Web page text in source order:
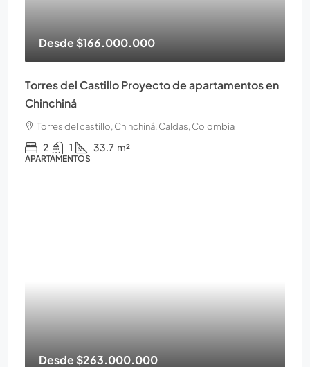
Desde$166.000.000
Torres del Castillo Proyecto de apartamentos en
Chinchiná
Torres del castillo, Chinchiná, Caldas, Colombia
2 1 33.7 m²
APARTAMENTOS
Desde$263.000.000